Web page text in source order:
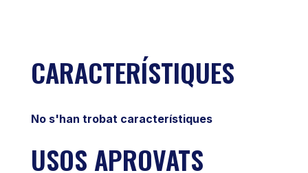
CARACTERÍSTIQUES
No s'han trobat característiques
USOS APROVATS